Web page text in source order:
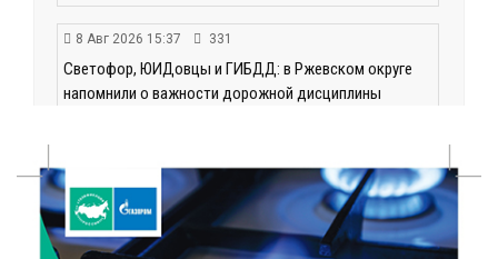
8 Авг 2026 15:37 331
Светофор, ЮИДовцы и ГИБДД: в Ржевском округе
напомнили о важности дорожной дисциплины
Педагог детского сада Святой Анны
Кашинской — лауреат всероссийского конкурса
8 Авг 2026 14:23 299